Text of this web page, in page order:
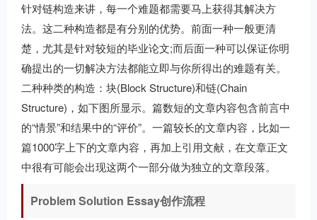
针对链构造来讲，每一个难题都需要马上获得其解决方
法。这二种构造都是有分别的优势。前面一种一般更清
楚，尤其是针对较短的毕业论文;而后面一种可以保证你明
确提出的一切解决方法都能立即与你所得出的难题有关。
二种种类的构造：块(Block Structure)和链(Chain
Structure)，如下图所显示。篇数短的文章内容包含前言中
的“情景”和结果中的“评价”。一篇较长的文章内容，比如一
篇1000字上下的文章内容，再加上引用文献，在文章正文
中很有可能会出现这两个一部分做为独立的文章段落。
Problem Solution Essay创作流程